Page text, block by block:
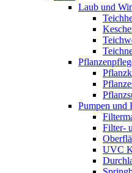
Laub und
Pumpen und
Filter-
UVC